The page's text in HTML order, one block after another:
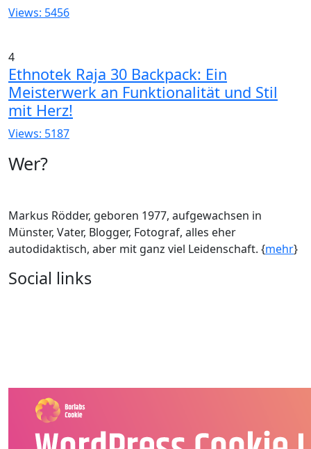
Views: 5456
4
Ethnotek Raja 30 Backpack: Ein
Meisterwerk an Funktionalität und Stil
mit Herz!
Views: 5187
Wer?
Markus Rödder, geboren 1977, aufgewachsen in
Münster, Vater, Blogger, Fotograf, alles eher
autodidaktisch, aber mit ganz viel Leidenschaft. {mehr}
Social links